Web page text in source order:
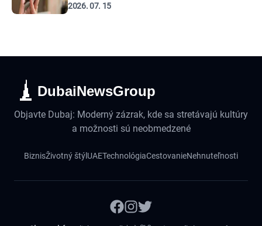
2026. 07. 15
DubaiNewsGroup
Objavte Dubaj: Moderný zázrak, kde sa stretávajú kultúry
a možnosti sú neobmedzené
BiznisŽivotný štýl UAETechnológiaCestovanieNehnuteľnosti